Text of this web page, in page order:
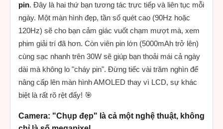
pin. Đây là hai thứ bạn tương tác trực tiếp và liên tục mỗi
ngày. Một màn hình đẹp, tần số quét cao (90Hz hoặc
120Hz) sẽ cho bạn cảm giác vuốt chạm mượt mà, xem
phim giải trí đã hơn. Còn viên pin lớn (5000mAh trở lên)
cùng sạc nhanh trên 30W sẽ giúp bạn thoải mái cả ngày
dài mà không lo "cháy pin". Đừng tiếc vài trăm nghìn để
nâng cấp lên màn hình AMOLED thay vì LCD, sự khác
biệt là rất rõ rệt đấy! 🎯
Camera: "Chụp đẹp" là cả một nghệ thuật, không